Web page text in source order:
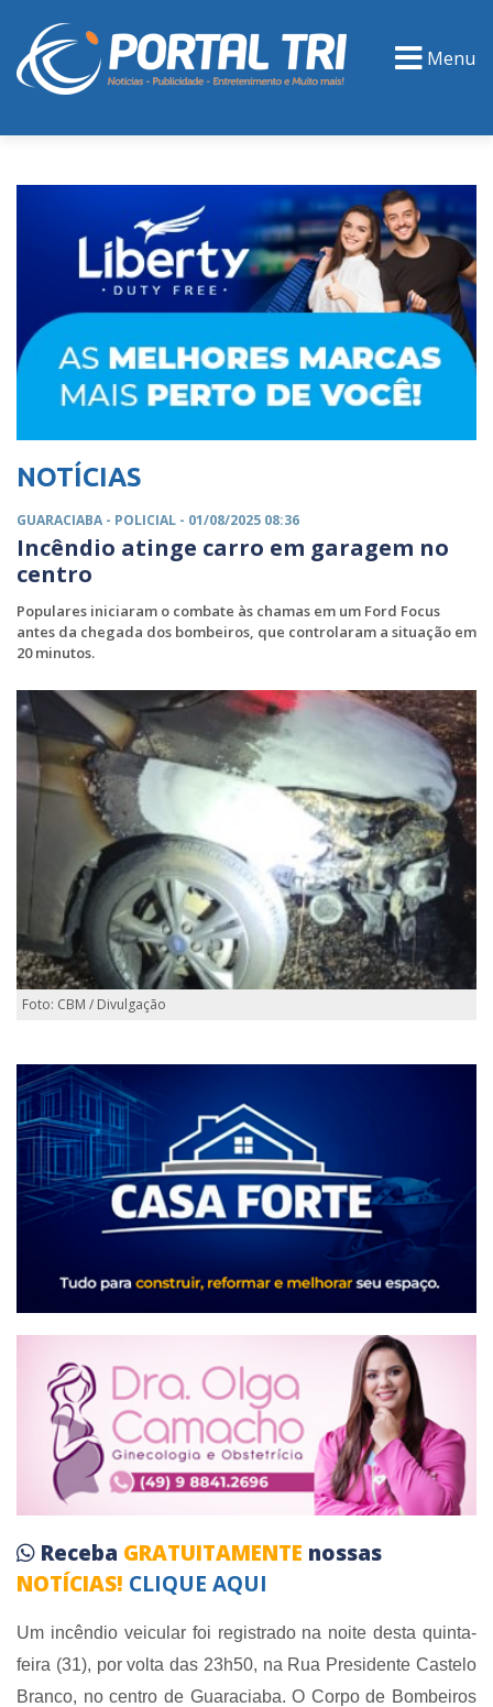
Menu
NOTÍCIAS
GUARACIABA - POLICIAL - 01/08/2025 08:36
Incêndio atinge carro em garagem no
centro
Populares iniciaram o combate às chamas em um Ford Focus
antes da chegada dos bombeiros, que controlaram a situação em
20 minutos.
Foto: CBM / Divulgação
Receba GRATUITAMENTE nossas
NOTÍCIAS! CLIQUE AQUI
Um incêndio veicular foi registrado na noite desta quinta-
feira (31), por volta das 23h50, na Rua Presidente Castelo
Branco, no centro de Guaraciaba. O Corpo de Bombeiros